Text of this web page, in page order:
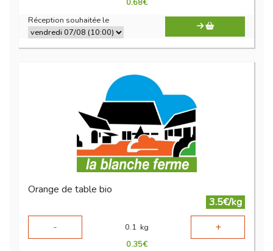
0.68€
Réception souhaitée le
Orange de table bio
3.5€/kg
-
0.1 kg +
0.35€